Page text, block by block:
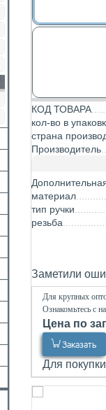
КОД ТОВАРА
кол-во в
страна
Производитель
материал
тип ручки
резьба
Заметили
Для крупных
Ознакомьтесь с
Цена по
Заказать
Для